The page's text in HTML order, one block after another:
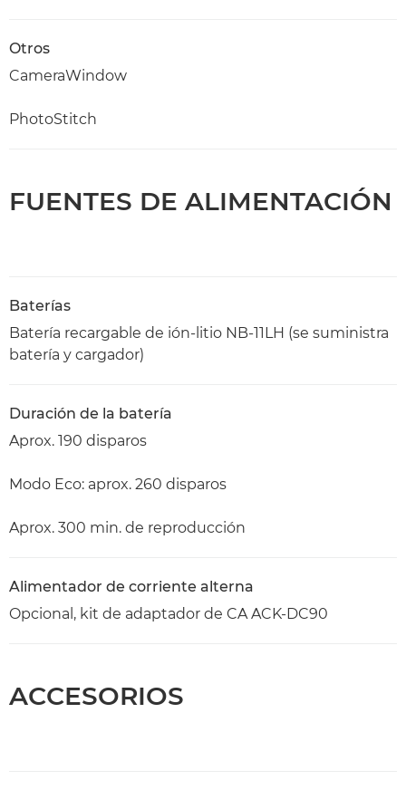
Otros
CameraWindow
PhotoStitch
FUENTES DE ALIMENTACIÓN
Baterías
Batería recargable de ión-litio NB-11LH (se suministra
batería y cargador)
Duración de la batería
Aprox. 190 disparos
Modo Eco: aprox. 260 disparos
Aprox. 300 min. de reproducción
Alimentador de corriente alterna
Opcional, kit de adaptador de CA ACK-DC90
ACCESORIOS